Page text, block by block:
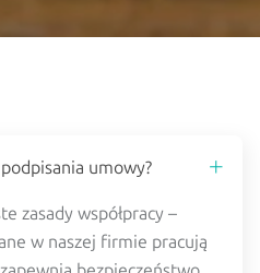
umowy?
zasady współpracy –
w naszej firmie pracują